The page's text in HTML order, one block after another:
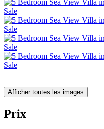
Afficher toutes les images
Prix